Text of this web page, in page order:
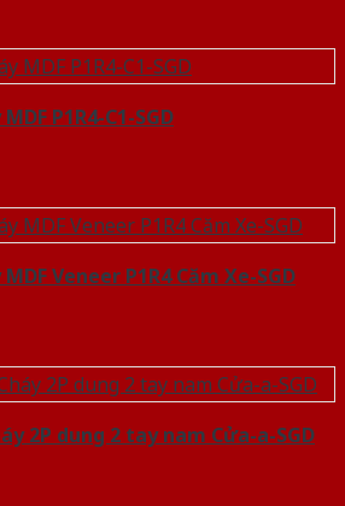
P1R4-C1-SGD
Veneer P1R4 Căm Xe-SGD
2P dung 2 tay nam Cửa-a-SGD